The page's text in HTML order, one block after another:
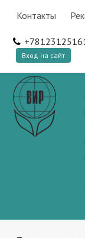
Контакты
Вход на сайт